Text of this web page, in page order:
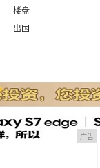
楼盘
出国
广告